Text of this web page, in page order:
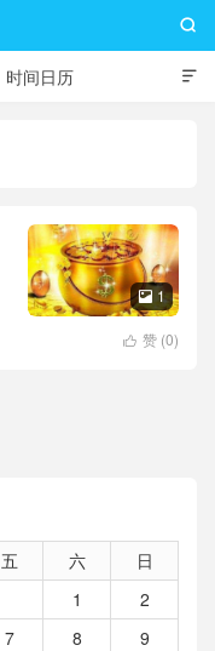

时间日历

 1
 赞 (0)
五 六
日
1
2
7 8
9